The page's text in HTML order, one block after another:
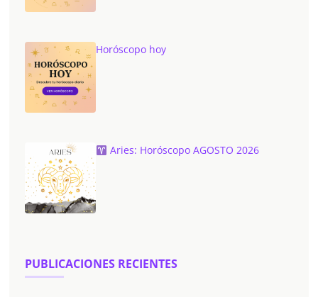
Horóscopo hoy
Aries: Horóscopo AGOSTO 2026
PUBLICACIONES RECIENTES